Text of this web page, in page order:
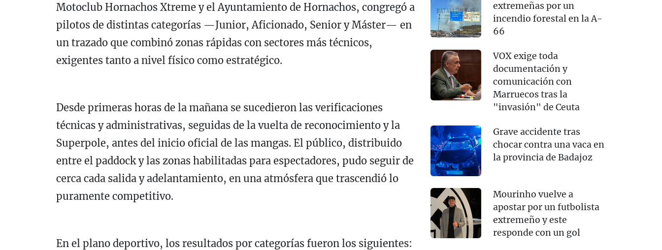
Motoclub Hornachos Xtreme y el Ayuntamiento de Hornachos, congregó a
pilotos de distintas categorías —Junior, Aficionado, Senior y Máster— en
un trazado que combinó zonas rápidas con sectores más técnicos,
exigentes tanto a nivel físico como estratégico.
Desde primeras horas de la mañana se sucedieron las verificaciones
técnicas y administrativas, seguidas de la vuelta de reconocimiento y la
Superpole, antes del inicio oficial de las mangas. El público, distribuido
entre el paddock y las zonas habilitadas para espectadores, pudo seguir de
cerca cada salida y adelantamiento, en una atmósfera que trascendió lo
puramente competitivo.
En el plano deportivo, los resultados por categorías fueron los siguientes:
extremeñas por un
incendio forestal en la A-
66
VOX exige toda
documentación y
comunicación con
Marruecos tras la
"invasión" de Ceuta
Grave accidente tras
chocar contra una vaca en
la provincia de Badajoz
Mourinho vuelve a
apostar por un futbolista
extremeño y este
responde con un gol